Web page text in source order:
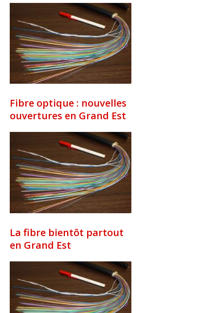
Fibre optique : nouvelles
ouvertures en Grand Est
La fibre bientôt partout
en Grand Est